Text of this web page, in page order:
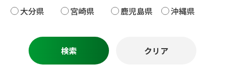
大分県
宮崎県 鹿児島県 沖縄県